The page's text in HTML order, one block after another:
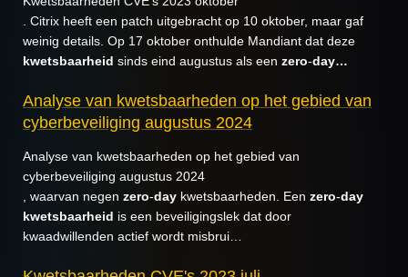
. Citrix heeft een patch uitgebracht op 10 oktober, maar gaf
weinig details. Op 17 oktober onthulde Mandiant dat deze
kwetsbaarheid sinds eind augustus als een zero-day…
Analyse van kwetsbaarheden op het gebied van
cyberbeveiliging augustus 2024
Analyse van kwetsbaarheden op het gebied van
cyberbeveiliging augustus 2024
, waarvan negen zero-day kwetsbaarheden. Een zero-day
kwetsbaarheid is een beveiligingslek dat door
kwaadwillenden actief wordt misbrui…